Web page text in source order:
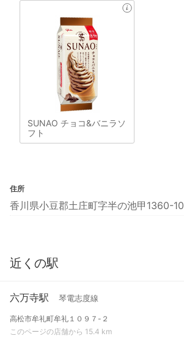
SUNAO チョコ&バニラソ
フト
住所
香川県小豆郡土庄町字半の池甲1360-10
近くの駅
六万寺駅 琴電志度線
高松市牟礼町牟礼１０９７-２
このページの店舗から 15.4 km